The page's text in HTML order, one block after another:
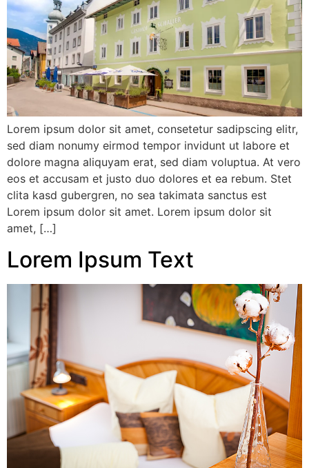
Lorem ipsum dolor sit amet, consetetur sadipscing elitr,
sed diam nonumy eirmod tempor invidunt ut labore et
dolore magna aliquyam erat, sed diam voluptua. At vero
eos et accusam et justo duo dolores et ea rebum. Stet
clita kasd gubergren, no sea takimata sanctus est
Lorem ipsum dolor sit amet. Lorem ipsum dolor sit
amet, […]
Lorem Ipsum Text